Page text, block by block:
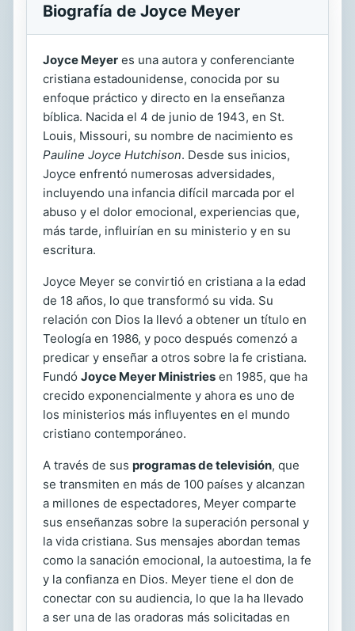
Biografía de Joyce Meyer
Joyce Meyer es una autora y conferenciante
cristiana estadounidense, conocida por su
enfoque práctico y directo en la enseñanza
bíblica. Nacida el 4 de junio de 1943, en St.
Louis, Missouri, su nombre de nacimiento es
Pauline Joyce Hutchison. Desde sus inicios,
Joyce enfrentó numerosas adversidades,
incluyendo una infancia difícil marcada por el
abuso y el dolor emocional, experiencias que,
más tarde, influirían en su ministerio y en su
escritura.
Joyce Meyer se convirtió en cristiana a la edad
de 18 años, lo que transformó su vida. Su
relación con Dios la llevó a obtener un título en
Teología en 1986, y poco después comenzó a
predicar y enseñar a otros sobre la fe cristiana.
Fundó Joyce Meyer Ministries en 1985, que ha
crecido exponencialmente y ahora es uno de
los ministerios más influyentes en el mundo
cristiano contemporáneo.
A través de sus programas de televisión, que
se transmiten en más de 100 países y alcanzan
a millones de espectadores, Meyer comparte
sus enseñanzas sobre la superación personal y
la vida cristiana. Sus mensajes abordan temas
como la sanación emocional, la autoestima, la fe
y la confianza en Dios. Meyer tiene el don de
conectar con su audiencia, lo que la ha llevado
a ser una de las oradoras más solicitadas en